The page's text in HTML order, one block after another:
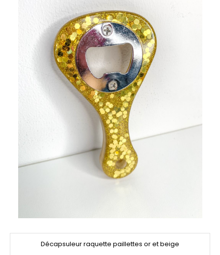
Décapsuleur raquette paillettes or et beige